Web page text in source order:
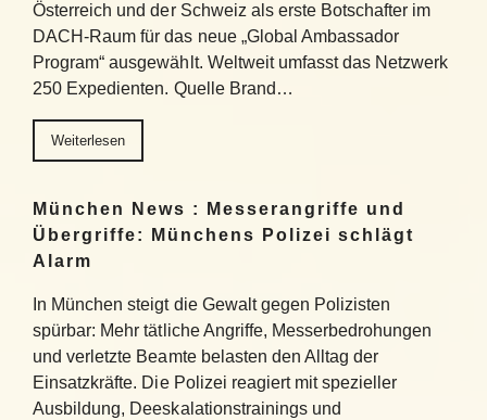
Österreich und der Schweiz als erste Botschafter im
DACH-Raum für das neue „Global Ambassador
Program“ ausgewählt. Weltweit umfasst das Netzwerk
250 Expedienten. Quelle Brand…
Weiterlesen
München News : Messerangriffe und
Übergriffe: Münchens Polizei schlägt
Alarm
In München steigt die Gewalt gegen Polizisten
spürbar: Mehr tätliche Angriffe, Messerbedrohungen
und verletzte Beamte belasten den Alltag der
Einsatzkräfte. Die Polizei reagiert mit spezieller
Ausbildung, Deeskalationstrainings und